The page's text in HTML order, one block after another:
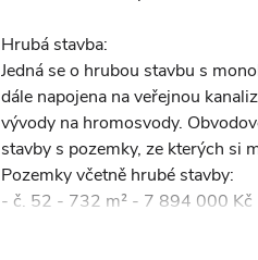
Hrubá stavba:
Jedná se o hrubou stavbu s
dále napojena na veřejnou
vývody na hromosvody.
stavby s pozemky, ze kterých si
Pozemky včetně hrubé stavby:
- č. 52 - 732 m² - 7 894 000 Kč